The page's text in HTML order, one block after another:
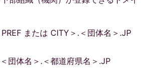
または CITY＞.＜団体名＞.JP
団体名＞.＜都道府県名＞.JP